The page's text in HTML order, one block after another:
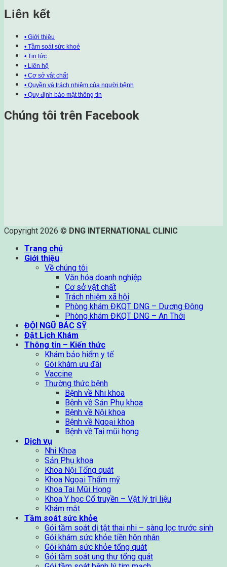
Liên kết
• Giới thiệu
• Tầm soát sức khoẻ
• Tin tức
• Liên hệ
• Cơ sở vật chất
• Quyền và trách nhiệm của người bệnh
• Quy định bảo mật thông tin
Chúng tôi trên Facebook
Copyright 2026 © DNG INTERNATIONAL CLINIC
Trang chủ
Giới thiệu
Về chúng tôi
Văn hóa doanh nghiệp
Cơ sở vật chất
Trách nhiệm xã hội
Phòng khám ĐKQT DNG – Dương Đông
Phòng khám ĐKQT DNG – An Thới
ĐỘI NGŨ BÁC SỸ
Đặt Lịch Khám
Thông tin – Kiến thức
Khám bảo hiểm y tế
Gói khám ưu đãi
Vaccine
Thường thức bệnh
Bệnh về Nhi khoa
Bệnh về Sản Phụ khoa
Bệnh về Nội khoa
Bệnh về Ngoại khoa
Bệnh về Tai mũi họng
Dịch vụ
Nhi Khoa
Sản Phụ khoa
Khoa Nội Tổng quát
Khoa Ngoại Thẩm mỹ
Khoa Tai Mũi Họng
Khoa Y học Cổ truyền – Vật lý trị liệu
Khám mắt
Tầm soát sức khỏe
Gói tầm soát dị tật thai nhi – sàng lọc trước sinh
Gói khám sức khỏe tiền hôn nhân
Gói khám sức khỏe tổng quát
Gói tầm soát ung thư tổng quát